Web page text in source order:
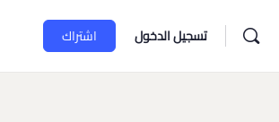
تسجيل الدخول اشتراك